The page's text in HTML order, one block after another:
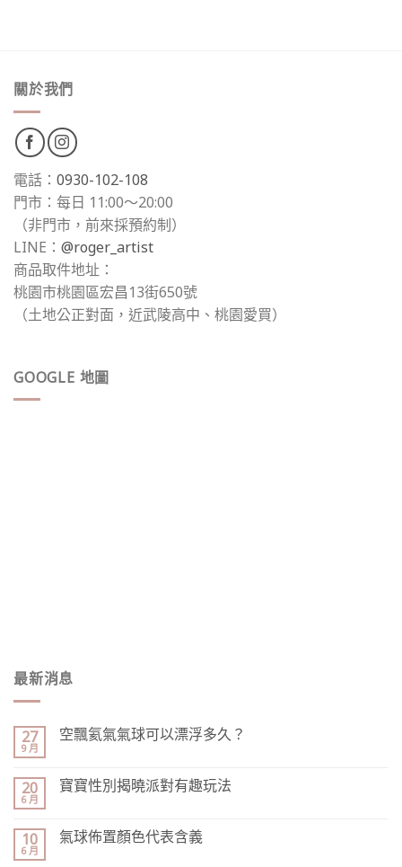
關於我們
電話： 0930-102-108
門市：每日 11:00～20:00
（非門市，前來採預約制）
LINE： @roger_artist
商品取件地址：
桃園市桃園區宏昌13街650號
（土地公正對面，近武陵高中、桃園愛買）
GOOGLE 地圖
最新消息
27
9 月
空飄氦氣氣球可以漂浮多久？
20
6 月
寶寶性別揭曉派對有趣玩法
10
6 月
氣球佈置顏色代表含義